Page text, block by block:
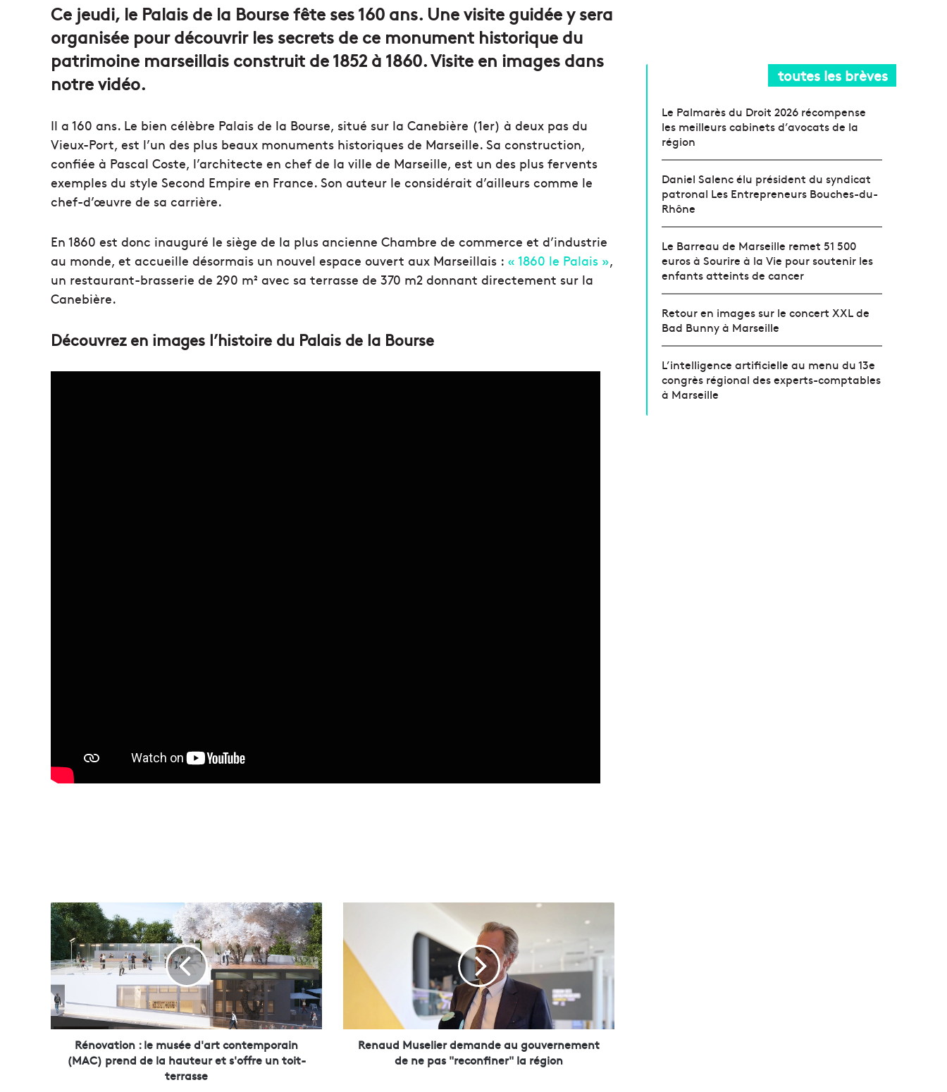
Ce jeudi, le Palais de la Bourse fête ses 160 ans. Une visite guidée y sera
organisée pour découvrir les secrets de ce monument historique du
patrimoine marseillais construit de 1852 à 1860. Visite en images dans
notre vidéo.
Il a 160 ans. Le bien célèbre Palais de la Bourse, situé sur la Canebière (1er) à deux pas du
Vieux-Port, est l’un des plus beaux monuments historiques de Marseille. Sa construction,
confiée à Pascal Coste, l’architecte en chef de la ville de Marseille, est un des plus fervents
exemples du style Second Empire en France. Son auteur le considérait d’ailleurs comme le
chef-d’œuvre de sa carrière.
En 1860 est donc inauguré le siège de la plus ancienne Chambre de commerce et d’industrie
au monde, et accueille désormais un nouvel espace ouvert aux Marseillais : « 1860 le Palais »,
un restaurant-brasserie de 290 m² avec sa terrasse de 370 m2 donnant directement sur la
Canebière.
Découvrez en images l’histoire du Palais de la Bourse
R
é
n
o
v
a
t
i
o
Rénovation : le musée d'art contemporain
(MAC) prend de la hauteur et s'offre un toit-
terrasse
n
a
s
Renaud Muselier demande au gouvernement
de ne pas "reconfiner" la région
toutes les brèves
Le Palmarès du Droit 2026 récompense
les meilleurs cabinets d’avocats de la
région
Daniel Salenc élu président du syndicat
patronal Les Entrepreneurs Bouches-du-
Rhône
Le Barreau de Marseille remet 51 500
euros à Sourire à la Vie pour soutenir les
enfants atteints de cancer
Retour en images sur le concert XXL de
Bad Bunny à Marseille
L’intelligence artificielle au menu du 13e
congrès régional des experts-comptables
à Marseille